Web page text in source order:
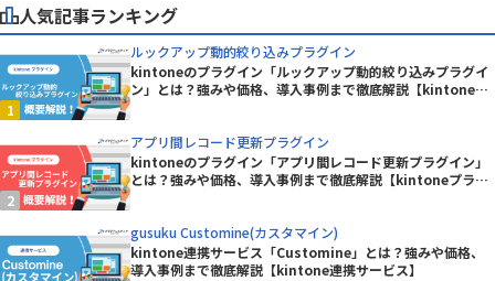
人気記事ランキング
ルックアップ動的絞り込みプラグイン
kintoneのプラグイン「ルックアップ動的絞り込みプラグイ
ン」とは？強みや価格、導入事例まで徹底解説【kintoneプ
アプリ間レコード更新プラグイン
kintoneのプラグイン「アプリ間レコード更新プラグイン」
とは？強みや価格、導入事例まで徹底解説【kintoneプラグ
gusuku Customine(カスタマイン)
kintone連携サービス「Customine」とは？強みや価格、
導入事例まで徹底解説【kintone連携サービス】